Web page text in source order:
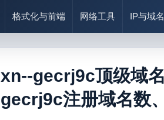
格式化与前端 网络工具 IP与域名
xn--gecrj9c顶级域
gecrj9c注册域名数